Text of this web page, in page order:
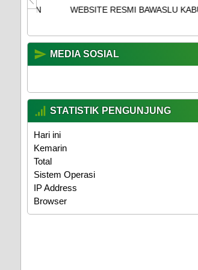
WEBSITE RESMI BAWASLU KABUPATEN TEGAL
MEDIA SOSIAL
STATISTIK PENGUNJUNG
Hari ini
Kemarin
Total
Sistem Operasi
IP Address
Browser